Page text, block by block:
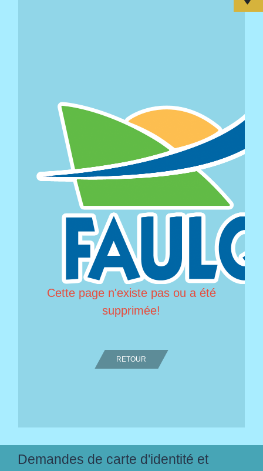
Cette page n'existe pas ou a été
supprimée!
RETOUR
Demandes de carte d'identité et